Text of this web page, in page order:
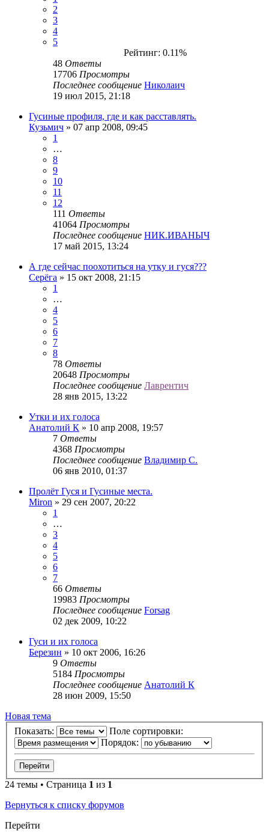
2
3
4
5
Рейтинг: 0.11%
48 Ответы
17706 Просмотры
Последнее сообщение Николаич
19 июл 2015, 21:18
Гусиные профиля, где и как расставлять.
Кузьмич » 07 апр 2008, 09:45
1
…
8
9
10
11
12
111 Ответы
41064 Просмотры
Последнее сообщение НИК.ИВАНЫЧ
17 май 2015, 13:24
А где сейчас поохотиться на утку и гуся???
Серёга » 15 окт 2008, 21:15
1
…
4
5
6
7
8
78 Ответы
20648 Просмотры
Последнее сообщение Лаврентич
28 янв 2015, 13:22
Утки и их голоса
Анатолий К » 10 апр 2008, 19:57
7 Ответы
4368 Просмотры
Последнее сообщение Владимир C.
06 янв 2010, 01:37
Пролёт Гуся и Гусиные места.
Miron » 29 сен 2007, 20:22
1
…
3
4
5
6
7
66 Ответы
19983 Просмотры
Последнее сообщение Forsag
02 дек 2009, 10:22
Гуси и их голоса
Березин » 10 окт 2006, 16:26
9 Ответы
5184 Просмотры
Последнее сообщение Анатолий К
28 июн 2009, 15:50
Новая
тема
Новая тема
Показать:
Поле сортировки:
Порядок:
24 темы • Страница 1 из 1
Вернуться к списку форумов
Перейти